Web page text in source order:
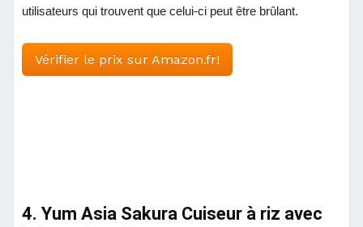
utilisateurs qui trouvent que celui-ci peut être brûlant.
Vérifier le prix sur Amazon.fr!
4. Yum Asia Sakura Cuiseur à riz avec